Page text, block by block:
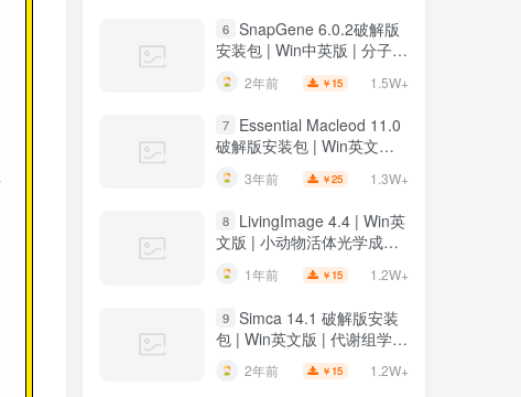
6 SnapGene 6.0.2破解版
安装包 | Win中英版 | 分子生
物学软件 | 下载及安装教程
2年前 ￥ 15 1.5W+
7
Essential Macleod 11.0
破解版安装包 | Win英文版 |
光学薄膜分析与设计软件 |
下载及安装教程
3年前 ￥25 1.3W+
8
LivingImage 4.4 | Win英
文版 | 小动物活体光学成像
软件 | 安装教程
1年前 ￥ 15 1.2W+
9 Simca 14.1 破解版安装
包 | Win英文版 | 代谢组学数
据分析软件 | 安装教程
2年前 ￥ 15 1.2W+